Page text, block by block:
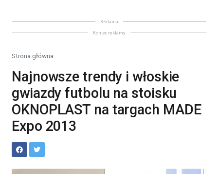
Reklama
Koniec reklamy
Strona główna
Najnowsze trendy i włoskie
gwiazdy futbolu na stoisku
OKNOPLAST na targach MADE
Expo 2013